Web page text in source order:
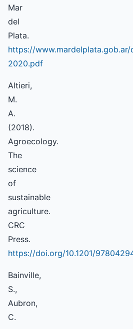
Mar
del
Plata.
https://
2020.pdf
Altieri,
M.
A.
(2018).
Agroecology.
The
science
of
sustainable
agriculture.
CRC
Press.
https://doi.org/10.1201/
Bainville,
S.,
Aubron,
C.